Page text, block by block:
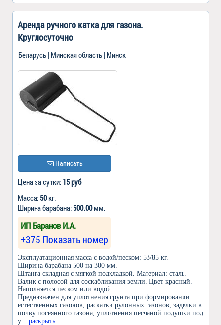
Аренда ручного катка для газона.
Круглосуточно
Беларусь | Минская область | Минск
Написать
Цена за сутки: 15 руб
Масса: 50кг.
Ширина барабана: 500.00мм.
ИП Баранов И.А.
+375 Показать номер
Эксплуатационная масса с водой/песком: 53/85 кг.
Ширина барабана 500 на 300 мм.
Штанга складная с мягкой подкладкой. Материал: сталь.
Валик с полосой для соскабливания земли. Цвет красный.
Наполняется песком или водой.
Предназначен для уплотнения грунта при формировании
естественных газонов, раскатки рулонных газонов, заделки в
почву посеянного газона, уплотнения песчаной подушки под
у... раскрыть